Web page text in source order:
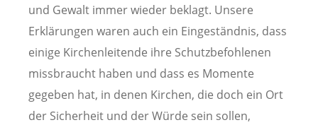
und Gewalt immer wieder beklagt. Unsere
Erklärungen waren auch ein Eingeständnis, dass
einige Kirchenleitende ihre Schutzbefohlenen
missbraucht haben und dass es Momente
gegeben hat, in denen Kirchen, die doch ein Ort
der Sicherheit und der Würde sein sollen,